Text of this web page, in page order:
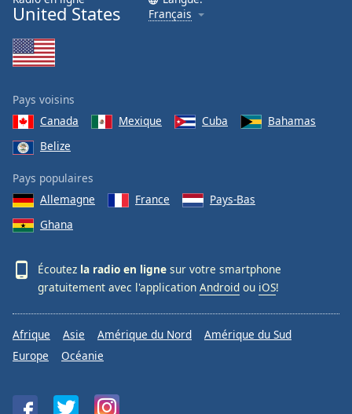
United States
Français
Pays voisins
Canada
Mexique Cuba
Bahamas
Belize
Pays populaires
Allemagne
France
Pays-Bas
Ghana
Écoutez la radio en ligne sur votre smartphone
gratuitement avec l'application Android ou iOS!
Afrique Asie Amérique du Nord
Amérique du Sud
Europe
Océanie